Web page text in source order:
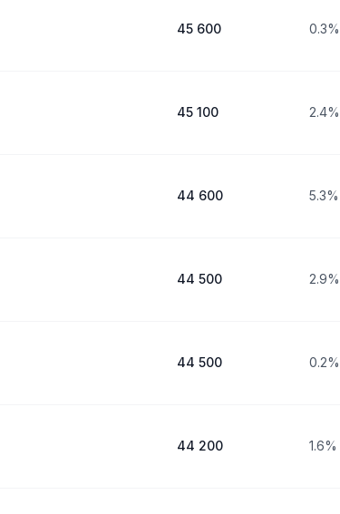
45 600 0.3%
45 100 2.4%
44 600 5.3%
44 500 2.9%
44 500 0.2%
44 200 1.6%